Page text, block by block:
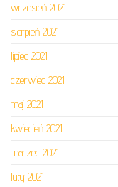
wrzesień 2021
sierpień 2021
lipiec 2021
czerwiec 2021
maj 2021
kwiecień 2021
marzec 2021
luty 2021